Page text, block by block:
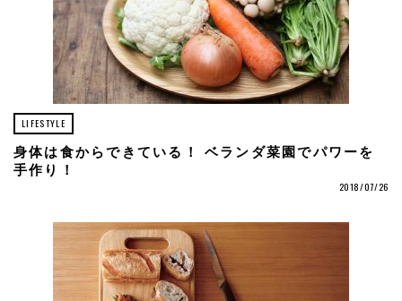
LIFESTYLE
身体は食からできている！ ベランダ菜園でパワーを
手作り！
2018/07/26